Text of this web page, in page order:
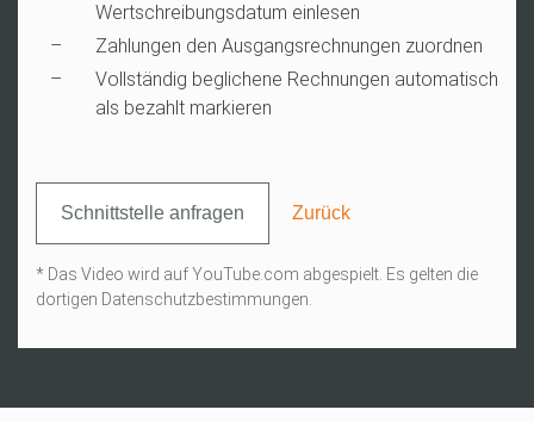
Wertschreibungsdatum einlesen
Zahlungen den Ausgangsrechnungen zuordnen
Vollständig beglichene Rechnungen automatisch
als bezahlt markieren
Schnittstelle anfragen Zurück
* Das Video wird auf YouTube.com abgespielt. Es gelten die
dortigen Datenschutzbestimmungen.